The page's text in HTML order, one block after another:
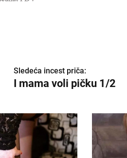
Sledeća incest priča:
I mama voli pičku 1/2